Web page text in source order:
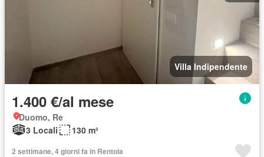
Villa Indipendente
1.400 €/al mese
Duomo, Re
3 Locali
130 m²
2 settimane, 4 giorni fa in Rentola